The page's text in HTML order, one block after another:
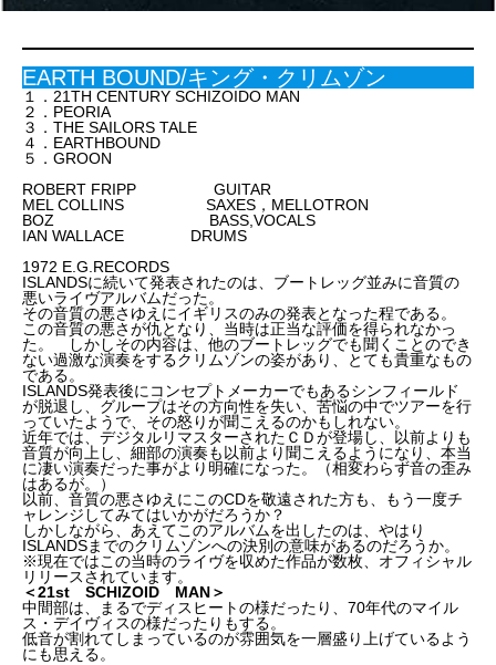
EARTH BOUND/キング・クリムゾン
１．21TH CENTURY SCHIZOIDO MAN
２．PEORIA
３．THE SAILORS TALE
４．EARTHBOUND
５．GROON
ROBERT FRIPP GUITAR
MEL COLLINS SAXES，MELLOTRON
BOZ BASS,VOCALS
IAN WALLACE DRUMS
1972 E.G.RECORDS
ISLANDSに続いて発表されたのは、ブートレッグ並みに音質の
悪いライヴアルバムだった。
その音質の悪さゆえにイギリスのみの発表となった程である。
この音質の悪さが仇となり、当時は正当な評価を得られなかっ
た。 しかしその内容は、他のブートレッグでも聞くことのでき
ない過激な演奏をするクリムゾンの姿があり、とても貴重なもの
である。
ISLANDS発表後にコンセプトメーカーでもあるシンフィールド
が脱退し、グループはその方向性を失い、苦悩の中でツアーを行
っていたようで、その怒りが聞こえるのかもしれない。
近年では、デジタルリマスターされたＣＤが登場し、以前よりも
音質が向上し、細部の演奏も以前より聞こえるようになり、本当
に凄い演奏だった事がより明確になった。（相変わらず音の歪み
はあるが。）
以前、音質の悪さゆえにこのCDを敬遠された方も、もう一度チ
ャレンジしてみてはいかがだろうか？
しかしながら、あえてこのアルバムを出したのは、やはり
ISLANDSまでのクリムゾンへの決別の意味があるのだろうか。
※現在ではこの当時のライヴを収めた作品が数枚、オフィシャル
リリースされています。
＜21st SCHIZOID MAN＞
中間部は、まるでディスヒートの様だったり、70年代のマイル
ス・デイヴィスの様だったりもする。
低音が割れてしまっているのが雰囲気を一層盛り上げているよう
にも思える。